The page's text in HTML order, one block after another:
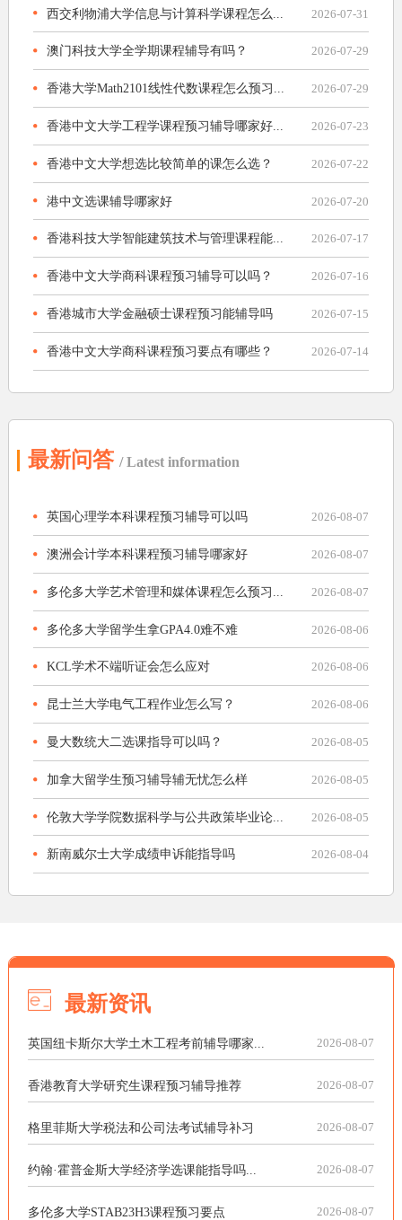
西交利物浦大学信息与计算科学课程怎么... 2026-07-31
澳门科技大学全学期课程辅导有吗？ 2026-07-29
香港大学Math2101线性代数课程怎么预习... 2026-07-29
香港中文大学工程学课程预习辅导哪家好... 2026-07-23
香港中文大学想选比较简单的课怎么选？ 2026-07-22
港中文选课辅导哪家好 2026-07-20
香港科技大学智能建筑技术与管理课程能... 2026-07-17
香港中文大学商科课程预习辅导可以吗？ 2026-07-16
香港城市大学金融硕士课程预习能辅导吗 2026-07-15
香港中文大学商科课程预习要点有哪些？ 2026-07-14
最新问答 / Latest information
英国心理学本科课程预习辅导可以吗 2026-08-07
澳洲会计学本科课程预习辅导哪家好 2026-08-07
多伦多大学艺术管理和媒体课程怎么预习... 2026-08-07
多伦多大学留学生拿GPA4.0难不难 2026-08-06
KCL学术不端听证会怎么应对 2026-08-06
昆士兰大学电气工程作业怎么写？ 2026-08-06
曼大数统大二选课指导可以吗？ 2026-08-05
加拿大留学生预习辅导辅无忧怎么样 2026-08-05
伦敦大学学院数据科学与公共政策毕业论... 2026-08-05
新南威尔士大学成绩申诉能指导吗 2026-08-04
最新资讯
英国纽卡斯尔大学土木工程考前辅导哪家... 2026-08-07
香港教育大学研究生课程预习辅导推荐 2026-08-07
格里菲斯大学税法和公司法考试辅导补习 2026-08-07
约翰·霍普金斯大学经济学选课能指导吗... 2026-08-07
多伦多大学STAB23H3课程预习要点 2026-08-07